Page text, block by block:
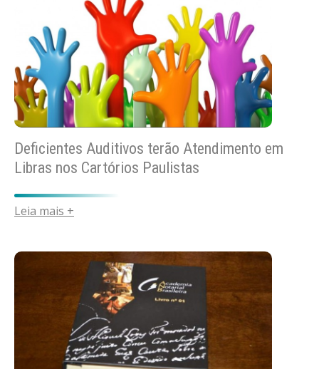
Deficientes Auditivos terão Atendimento em
Libras nos Cartórios Paulistas
Leia mais +